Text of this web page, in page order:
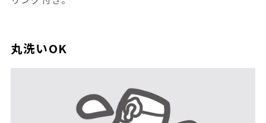
丸洗いOK